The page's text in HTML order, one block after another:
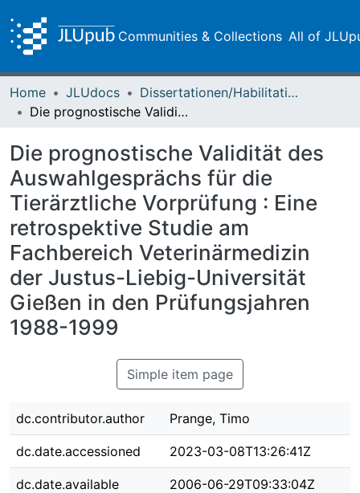
Communities & Collections All of
Home JLUdocs
Dissertationen/Habilitationen
Die prognostische Validität des Auswahlgesprächs für die Tierärztliche Vorprüfung : Eine retrospektive Studie am Fachbereich Veterinärmedizin der Justus-Liebig-Universität Gießen in den Prüfungsjahren 1988-1999
Die prognostische Validität des
Auswahlgesprächs für die
Tierärztliche Vorprüfung : Eine
retrospektive Studie am
Fachbereich Veterinärmedizin
der Justus-Liebig-Universität
Gießen in den Prüfungsjahren
1988-1999
Simple item page
dc.contributor.author Prange, Timo
dc.date.accessioned 2023-03-08T13:26:41Z
dc.date.available 2006-06-29T09:33:04Z